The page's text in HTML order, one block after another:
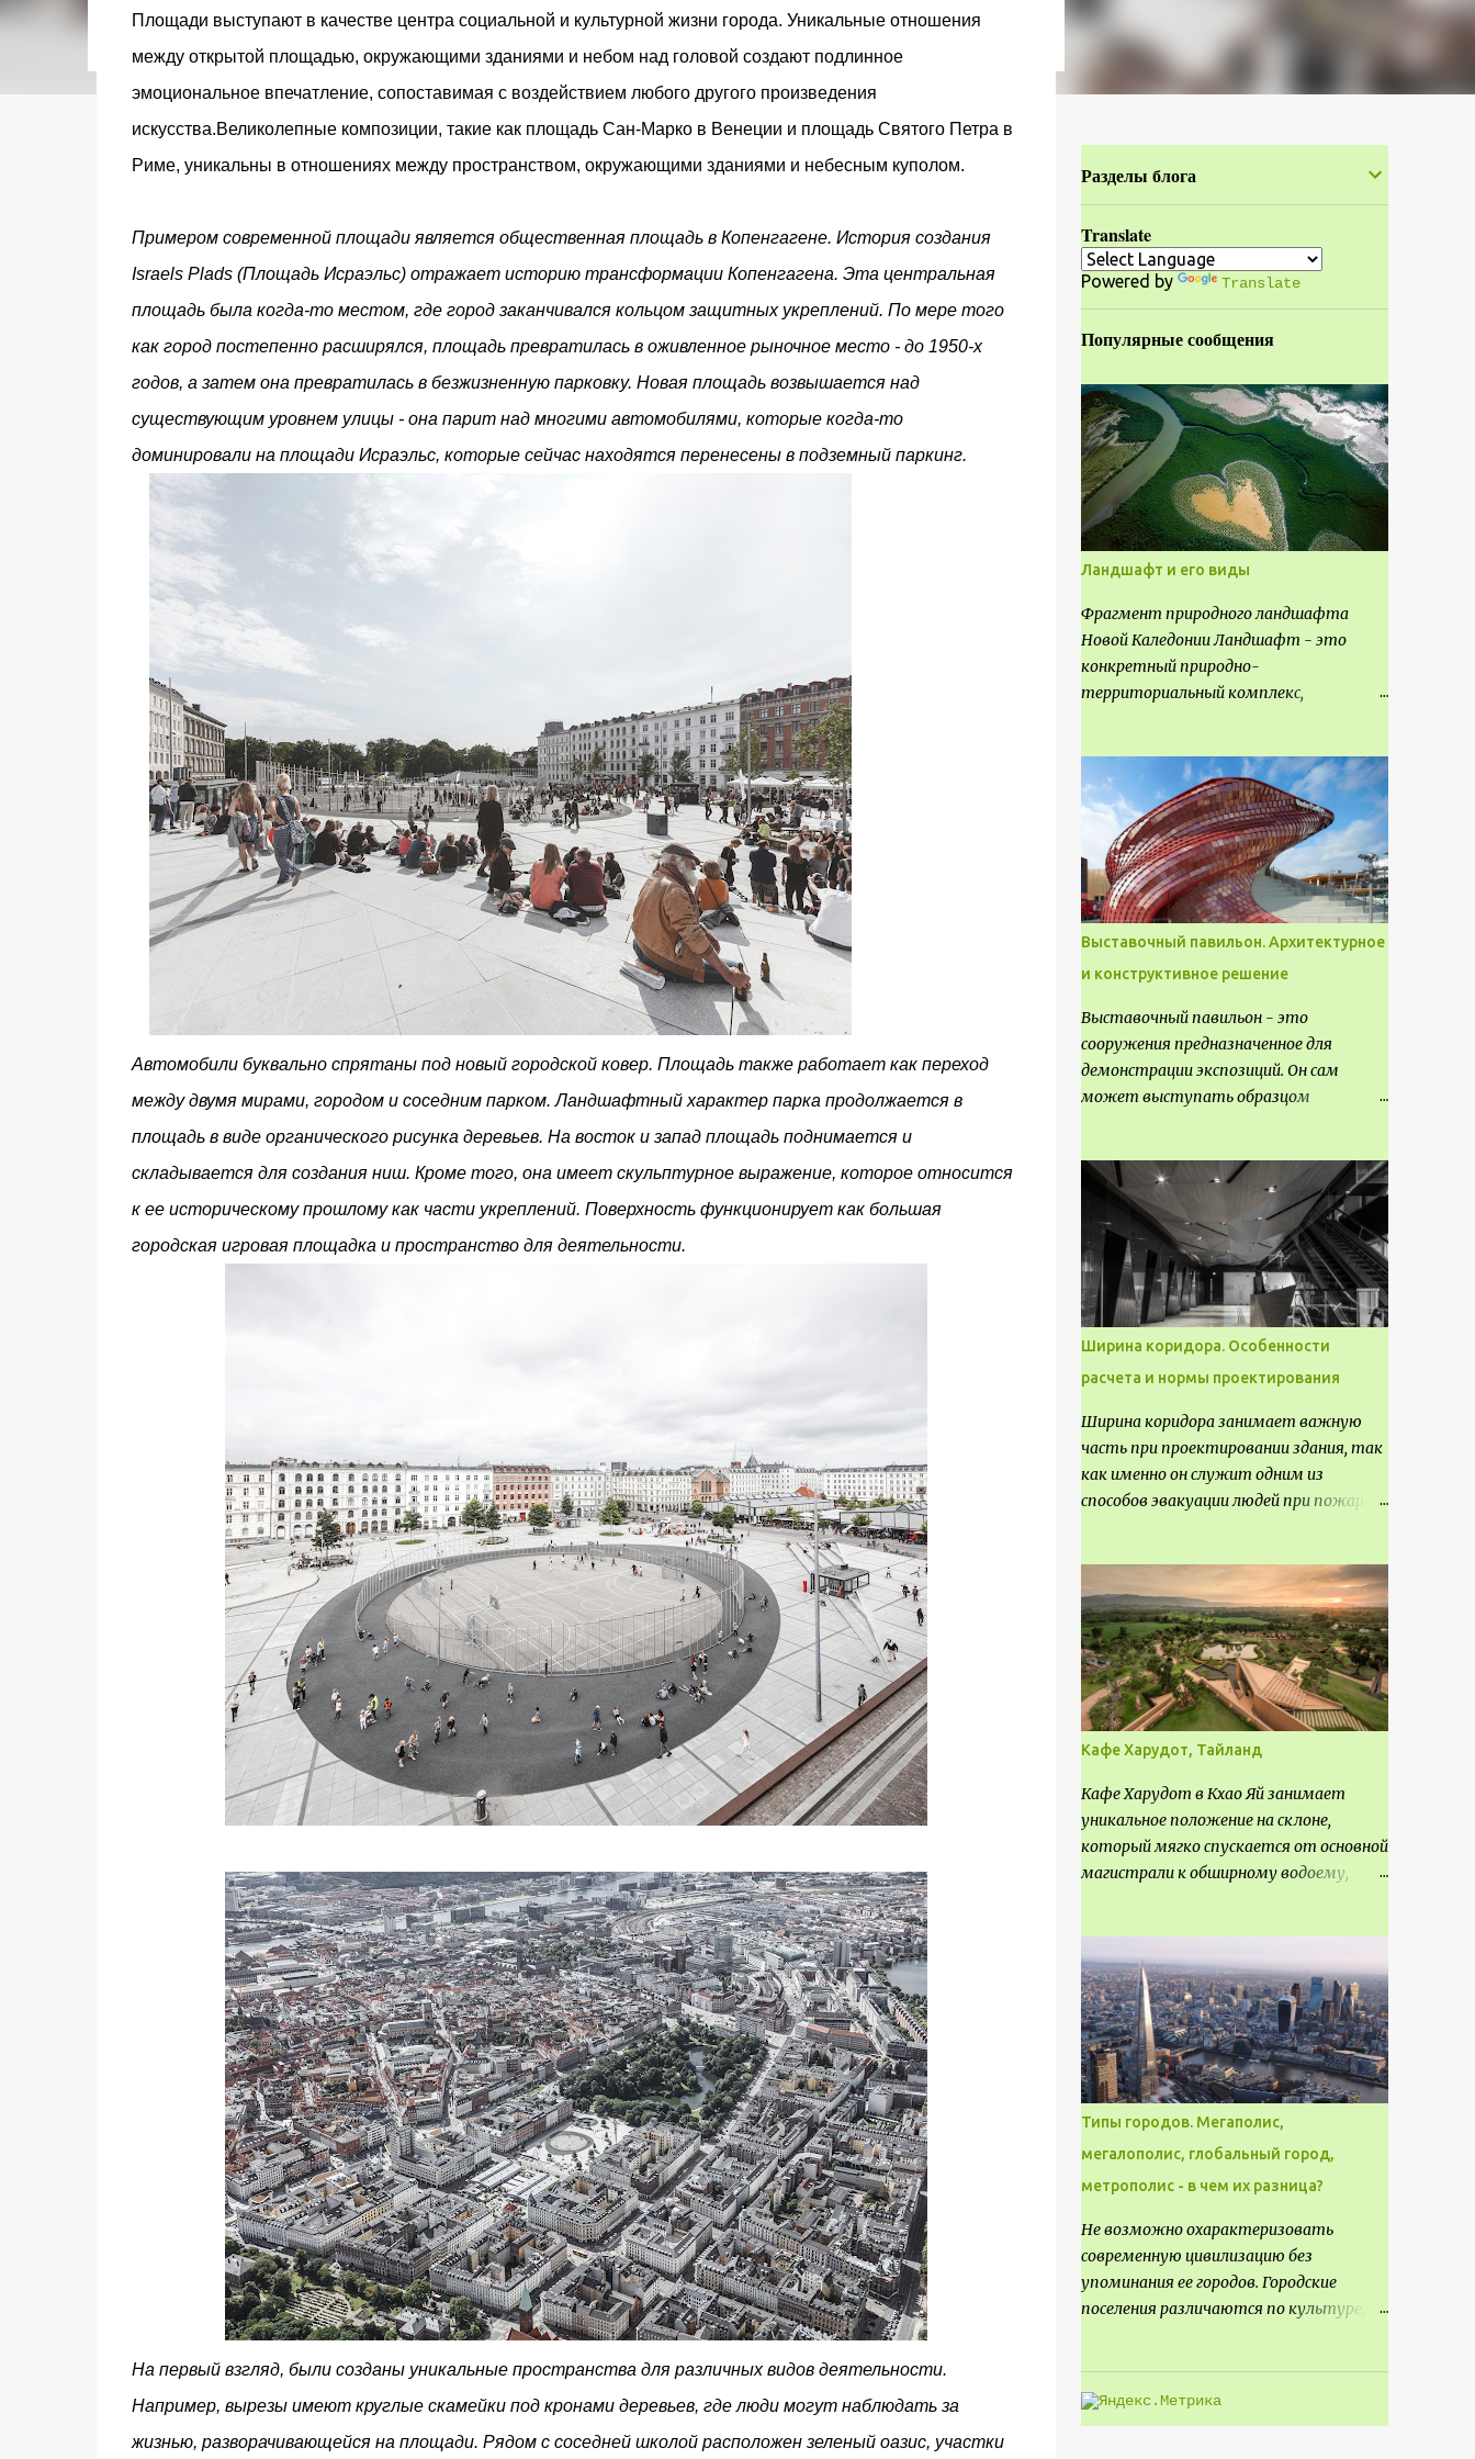
городском конкурсе 2021 года и получением престижной награды «Серебряная пирамида глобального
качества» от Федерации застройщиков Окситании в 2024 году. Концепция «Jardins Secrets» — это
современный средиземноморский манифест. Архитекторы стремились объединить память о военном
Площади выступают в качестве центра социальной и культурной жизни города. Уникальные отношения
между открытой площадью, окружающими зданиями и небом над головой создают подлинное
эмоциональное впечатление, сопоставимая с воздействием любого другого произведения
искусства.Великолепные композиции, такие как площадь Сан-Марко в Венеции и площадь Святого Петра в
Риме, уникальны в отношениях между пространством, окружающими зданиями и небесным куполом.
Примером современной площади является общественная площадь в Копенгагене. История создания
Israels Plads (Площадь Исраэльс) отражает историю трансформации Копенгагена. Эта центральная
площадь была когда-то местом, где город заканчивался кольцом защитных укреплений. По мере того
как город постепенно расширялся, площадь превратилась в оживленное рыночное место- до 1950-х
годов, а затем она превратилась в безжизненную парковку. Новая площадь возвышается над
существующим уровнем улицы - она ​​парит над многими автомобилями, которые когда-то
доминировали на площади Исраэльс, которые сейчас находятся перенесены в подземный паркинг.
Автомобили буквально спрятаны под новый городской ковер. Площадь также работает как переход
между двумя мирами, городом и соседним парком. Ландшафтный характер парка продолжается в
площадь в виде органического рисунка деревьев. На восток и запад площадь поднимается и
складывается для создания ниш. Кроме того, она имеет скульптурное выражение, которое относится
к ее историческому прошлому как части укреплений. Поверхность функционирует как большая
городская игровая площадка и пространство для деятельности.
На первый взгляд, были созданы уникальные пространства для различных видов деятельности.
Например, вырезы имеют круглые скамейки под кронами деревьев, где люди могут наблюдать за
жизнью, разворачивающейся на площади. Рядом с соседней школой расположен зеленый оазис, участки
Разделы блога
Translate
Powered by Translate
Популярные сообщения
Ландшафт и его виды
Фрагмент природного ландшафта
Новой Каледонии Ландшафт - это
конкретный природно-
территориальный комплекс,
карте и географическое название.
Различают несколько видов
ландшафта, которые отличаются
друг от друга не только оформлением,
но и видом деятельность происходящей
на них. Одни используют в качестве
выращивания агрокультур. Другие для
строительства населенных пунктов и
т.д.
Выставочный павильон. Архитектурное
и конструктивное решение
Выставочный павильон - это
сооружения предназначенное для
демонстрации экспозиций. Он сам
может выступать образцом
достижений. Как правило, это
относится к международным и
всемирным выставкам. Выставочные
павильоны классифицируют на:
универсальные тематические
временные постоянные передвижные
стационарные Назначение
выставочных павильонов - показ
экспозиции, с целью информации,
пропаганды, рекламы, внедрения новых
технологий, обмен опытом,
привлечения внимания и т.д.
Ширина коридора. Особенности
расчета и нормы проектирования
Ширина коридора занимает важную
часть при проектировании здания, так
как именно он служит одним из
способов эвакуации людей при пожаре.
выполнять правильный расчет. Все
особенности рассмотрим в данной
статье.
Кафе Харудот, Тайланд
Кафе Харудот в Кхао Яй занимает
уникальное положение на склоне,
который мягко спускается от основной
магистрали к обширному водоему,
месте не только потенциал для
создания проекта кафе, но и
возможность обустроить
общедоступную смотровую площадку,
куда прохожие могли бы свободно
попасть, не заходя в само заведение.
Типы городов. Мегаполис,
мегалополис, глобальный город,
метрополис - в чем их разница?
Не возможно охарактеризовать
современную цивилизацию без
упоминания ее городов. Городские
поселения различаются по культуре,
более значимыми на протяжении всего
развития региона. Исторически